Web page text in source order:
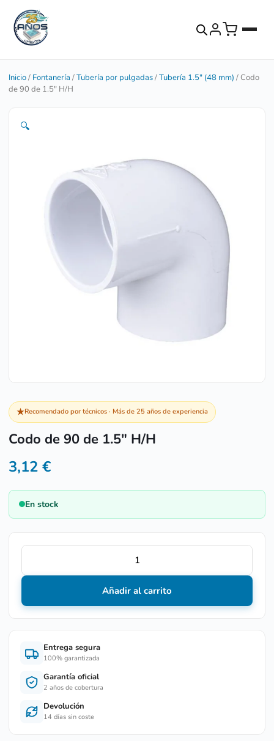
Inicio/ Fontanería /Tubería por pulgadas/Tubería 1.5" (48 mm) / Codo
de 90 de 1.5″ H/H
🔍
★Recomendado por técnicos · Más de 25 años de experiencia
Codo de 90 de 1.5″ H/H
3,12 €
En stock
Añadir al carrito
Entrega segura
100% garantizada
Garantía oficial
2 años de cobertura
Devolución
14 días sin coste